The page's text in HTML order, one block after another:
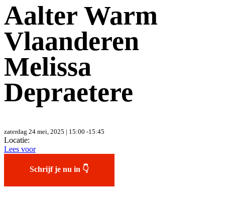
Aalter Warm
Vlaanderen
Melissa
Depraetere
zaterdag 24 mei, 2025 | 15:00 -15:45
Locatie:
Lees voor
Schrijf je nu in 👇